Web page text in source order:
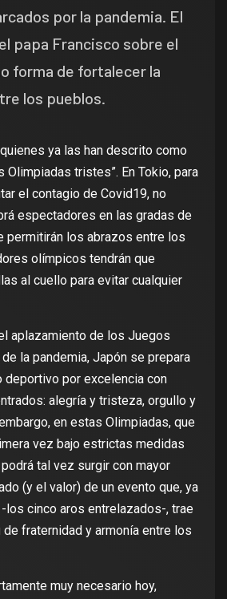
por la pandemia. El
papa Francisco sobre el
forma de fortalecer la
los pueblos.
ya las han descrito como
Olimpiadas tristes”. En Tokio, para
el contagio de Covid19, no
espectadores en las gradas de
permitirán los abrazos entre los
olímpicos tendrán que
al cuello para evitar cualquier
aplazamiento de los Juegos
la pandemia, Japón se prepara
deportivo por excelencia con
alegría y tristeza, orgullo y
en estas Olimpiadas, que
vez bajo estrictas medidas
tal vez surgir con mayor
(y el valor) de un evento que, ya
cinco aros entrelazados-, trae
fraternidad y armonía entre los
muy necesario hoy,